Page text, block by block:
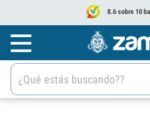
8.6 sobre 10